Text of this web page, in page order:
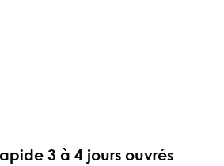
3 à 4 jours ouvrés